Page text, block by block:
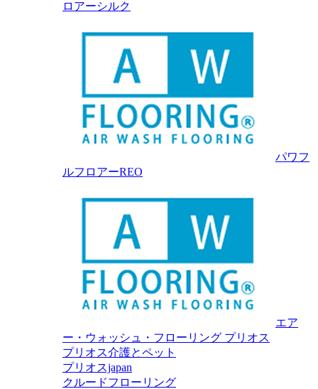
ロアーシルク
パワフ
ルフロアーREO
エア
ー・ウォッシュ・フローリング プリオス
プリオス介護とペット
プリオスjapan
クルードフローリング